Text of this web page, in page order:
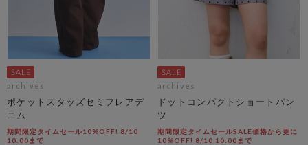
archives
ポケットスタッズセミフレアデ
ニム
期間限定タイムセール10%OFF! 8/10
10:00まで
archives
ドットコンパクトショートパン
ツ
期間限定タイムセールSALE価格から更に
10%OFF! 8/10 10:00まで